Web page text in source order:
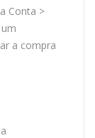
Conta >
a compra